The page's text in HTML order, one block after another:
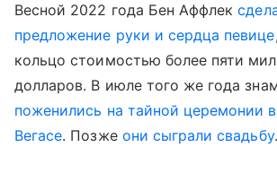
Весной 2022 года Бен Аффлек
предложение руки и сердца певице
кольцо стоимостью более пяти
долларов. В июле того же года
поженились на тайной церемонии
Вегасе. Позже они сыграли свадьбу.